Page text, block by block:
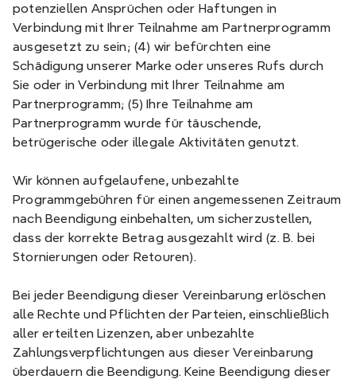
potenziellen Ansprüchen oder Haftungen in
Verbindung mit Ihrer Teilnahme am Partnerprogramm
ausgesetzt zu sein; (4) wir befürchten eine
Schädigung unserer Marke oder unseres Rufs durch
Sie oder in Verbindung mit Ihrer Teilnahme am
Partnerprogramm; (5) Ihre Teilnahme am
Partnerprogramm wurde für täuschende,
betrügerische oder illegale Aktivitäten genutzt.
Wir können aufgelaufene, unbezahlte
Programmgebühren für einen angemessenen Zeitraum
nach Beendigung einbehalten, um sicherzustellen,
dass der korrekte Betrag ausgezahlt wird (z. B. bei
Stornierungen oder Retouren).
Bei jeder Beendigung dieser Vereinbarung erlöschen
alle Rechte und Pflichten der Parteien, einschließlich
aller erteilten Lizenzen, aber unbezahlte
Zahlungsverpflichtungen aus dieser Vereinbarung
überdauern die Beendigung. Keine Beendigung dieser